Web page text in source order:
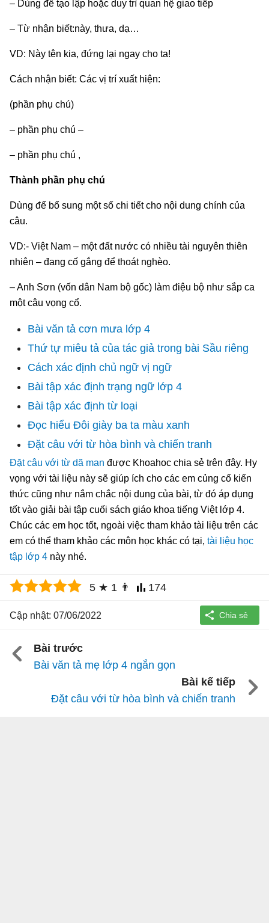
– Dùng để tạo lập hoặc duy trì quan hệ giao tiếp
– Từ nhận biết:này, thưa, dạ…
VD: Này tên kia, đứng lại ngay cho ta!
Cách nhận biết: Các vị trí xuất hiện:
(phần phụ chú)
– phần phụ chú –
– phần phụ chú ,
Thành phần phụ chú
Dùng để bổ sung một số chi tiết cho nội dung chính của
câu.
VD:- Việt Nam – một đất nước có nhiều tài nguyên thiên
nhiên – đang cố gắng để thoát nghèo.
– Anh Sơn (vốn dân Nam bộ gốc) làm điệu bộ như sắp ca
một câu vọng cổ.
Bài văn tả cơn mưa lớp 4
Thứ tự miêu tả của tác giả trong bài Sầu riêng
Cách xác định chủ ngữ vị ngữ
Bài tập xác định trạng ngữ lớp 4
Bài tập xác định từ loại
Đọc hiểu Đôi giày ba ta màu xanh
Đặt câu với từ hòa bình và chiến tranh
Đặt câu với từ dã man được Khoahoc chia sẻ trên đây. Hy
vọng với tài liệu này sẽ giúp ích cho các em củng cố kiến
thức cũng như nắm chắc nội dung của bài, từ đó áp dụng
tốt vào giải bài tập cuối sách giáo khoa tiếng Việt lớp 4.
Chúc các em học tốt, ngoài việc tham khảo tài liệu trên các
em có thể tham khảo các môn học khác có tại, tài liệu học
tập lớp 4 này nhé.
5 ★ 1 👨 174
Cập nhật: 07/06/2022
Bài trước
Bài văn tả mẹ lớp 4 ngắn gọn
Bài kế tiếp
Đặt câu với từ hòa bình và chiến tranh